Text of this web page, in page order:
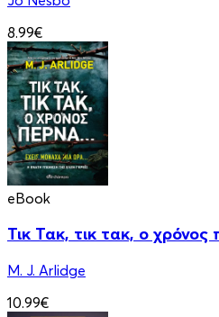
8.99€
eBook
Τικ Τακ, τικ τακ, ο χρόνος
M. J. Arlidge
10.99€